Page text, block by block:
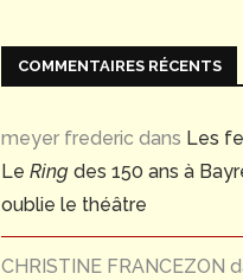
COMMENTAIRES RÉCENTS
meyer frederic dans Les
Le Ring des 150 ans à
oublie le théâtre
CHRISTINE FRANCEZON